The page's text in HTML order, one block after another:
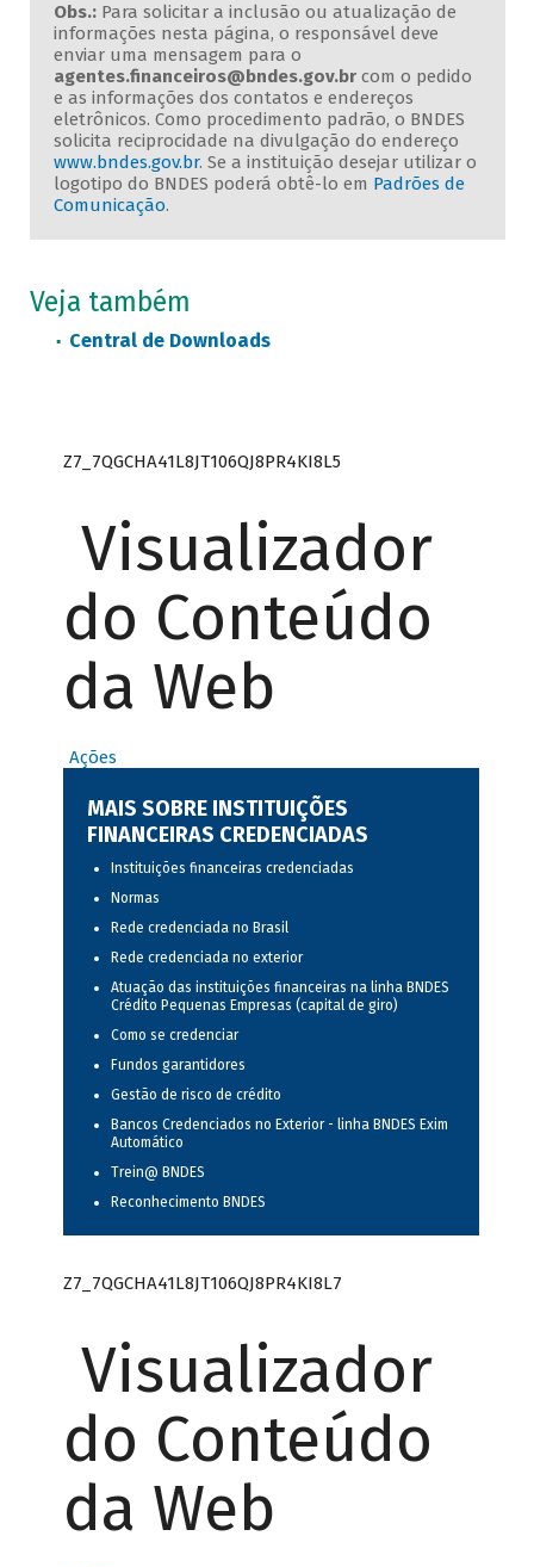
Obs.:Para solicitar a inclusão ou atualização de
informações nesta página, o responsável deve
enviar uma mensagem para o
agentes.financeiros@bndes.gov.brcom o pedido
e as informações dos contatos e endereços
eletrônicos. Como procedimento padrão, o BNDES
solicita reciprocidade na divulgação do endereço
www.bndes.gov.br. Se a instituição desejar utilizar o
logotipo do BNDES poderá obtê-lo em Padrões de
Comunicação.
Veja também
Central de Downloads
Z7_7QGCHA41L8JT106QJ8PR4KI8L5
Visualizador
do Conteúdo
da Web
Ações
MAIS SOBRE INSTITUIÇÕES
FINANCEIRAS CREDENCIADAS
Instituições financeiras credenciadas
Normas
Rede credenciada no Brasil
Rede credenciada no exterior
Atuação das instituições financeiras na linha BNDES
Crédito Pequenas Empresas (capital de giro)
Como se credenciar
Fundos garantidores
Gestão de risco de crédito
Bancos Credenciados no Exterior - linha BNDES Exim
Automático
Trein@ BNDES
Reconhecimento BNDES
Z7_7QGCHA41L8JT106QJ8PR4KI8L7
Visualizador
do Conteúdo
da Web